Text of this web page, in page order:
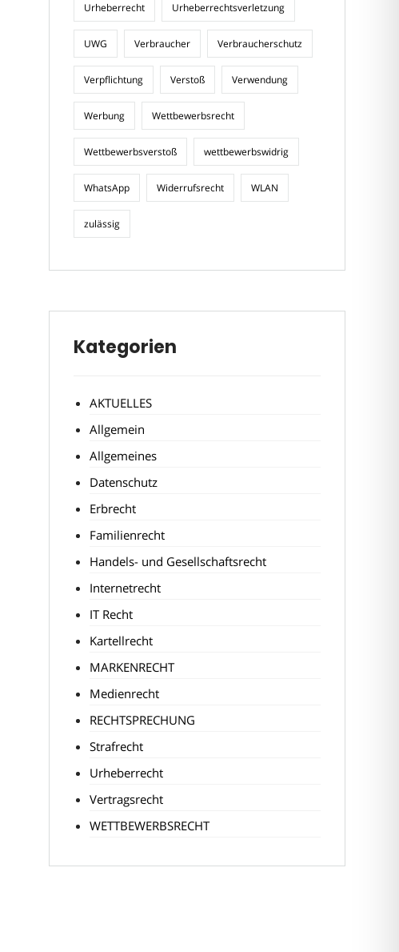
Urheberrecht Urheberrechtsverletzung
UWG Verbraucher Verbraucherschutz
Verpflichtung Verstoß Verwendung
Werbung Wettbewerbsrecht
Wettbewerbsverstoß wettbewerbswidrig
WhatsApp Widerrufsrecht WLAN
zulässig
Kategorien
AKTUELLES
Allgemein
Allgemeines
Datenschutz
Erbrecht
Familienrecht
Handels- und Gesellschaftsrecht
Internetrecht
IT Recht
Kartellrecht
MARKENRECHT
Medienrecht
RECHTSPRECHUNG
Strafrecht
Urheberrecht
Vertragsrecht
WETTBEWERBSRECHT